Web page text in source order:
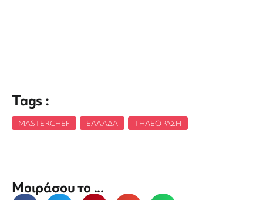
Tags :
MASTERCHEF ΕΛΛΆΔΑ ΤΗΛΕΌΡΑΣΗ
Μοιράσου το ...